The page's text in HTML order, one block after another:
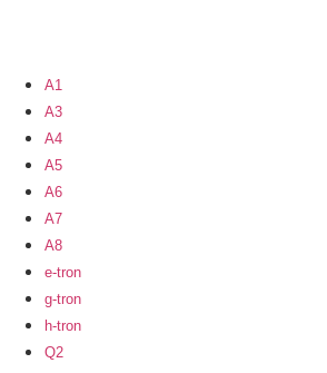
A1
A3
A4
A5
A6
A7
A8
e-tron
g-tron
h-tron
Q2